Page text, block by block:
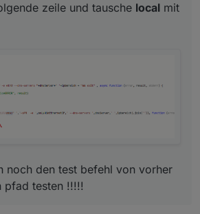
auch noch den test befehl von vorher
zeile und tausche local mit
noch den test befehl von vorher
pfad testen !!!!!